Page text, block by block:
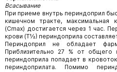
Всасывание
При приеме внутрь периндоприл
кишечном тракте, максимальная
(Сmах) достигается через 1 час.
крови (Т½) периндоприла
Периндоприл не обладает
Приблизительно 27 % от общего
периндоприла попадает в
периндоприлата. Помимо